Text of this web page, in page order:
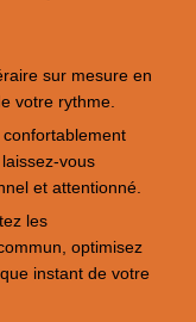
sur mesure en
votre rythme.
vous
et attentionné.
les
optimisez
instant de votre